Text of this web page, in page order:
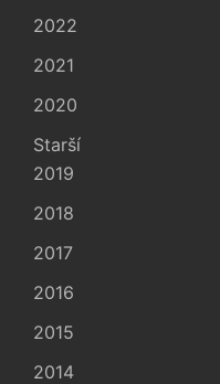
2022
2021
2020
Starší
2019
2018
2017
2016
2015
2014